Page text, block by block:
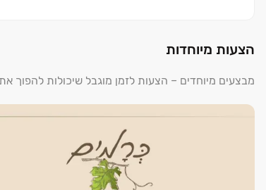
הצעות מיוחדות
מבצעים מיוחדים – הצעות לזמן מוגבל שיכולות להפוך